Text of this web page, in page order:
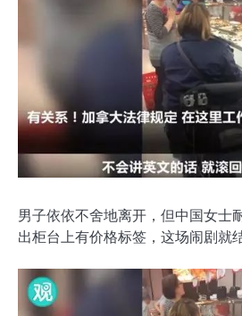
男子依依不舍地离开，但中国女士
出柜台上有价格标签，这场闹剧就